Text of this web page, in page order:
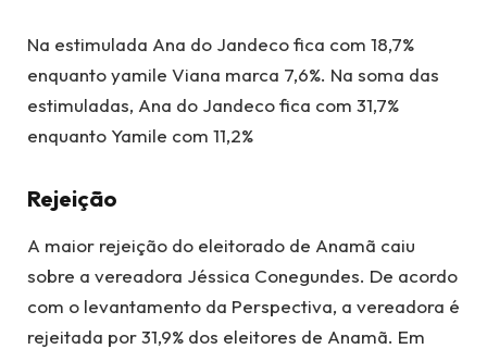
Na estimulada Ana do Jandeco fica com 18,7%
enquanto yamile Viana marca 7,6%. Na soma das
estimuladas, Ana do Jandeco fica com 31,7%
enquanto Yamile com 11,2%
Rejeição
A maior rejeição do eleitorado de Anamã caiu
sobre a vereadora Jéssica Conegundes. De acordo
com o levantamento da Perspectiva, a vereadora é
rejeitada por 31,9% dos eleitores de Anamã. Em